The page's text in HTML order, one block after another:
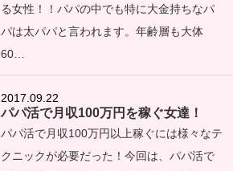
る女性！！パパの中でも特に大金持ちなパ
パは太パパと言われます。年齢層も大体
60…
2017.09.22
パパ活で月収100万円を稼ぐ女達！
パパ活で月収100万円以上稼ぐには様々なテ
クニックが必要だった！今回は、パパ活で